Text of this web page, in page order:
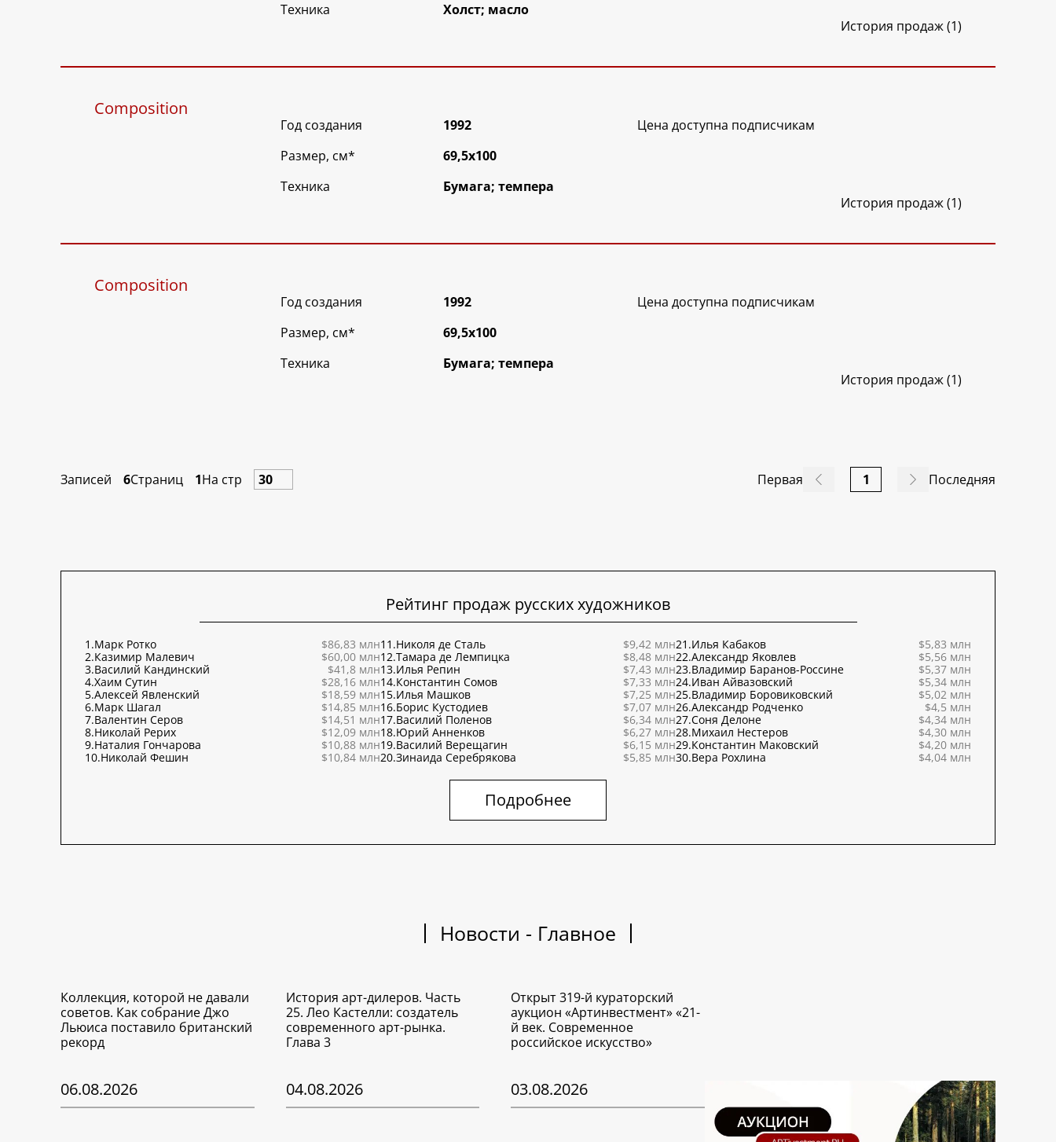
Техника
Холст; масло
История продаж (1)
Composition
Год создания
1992
Размер, см*
69,5х100
Техника
Бумага; темпера
Цена доступна подписчикам
История продаж (1)
Composition
Год создания
1992
Размер, см*
69,5х100
Техника
Бумага; темпера
Цена доступна подписчикам
История продаж (1)
Записей 6Страниц 1На стр Первая 1 Последняя
Рейтинг продаж русских художников
1.Марк Ротко
$86,83 млн
2.Казимир Малевич
$60,00 млн
3.Василий Кандинский
$41,8 млн
4.Хаим Сутин
$28,16 млн
5.Алексей Явленский
$18,59 млн
6.Марк Шагал
$14,85 млн
7.Валентин Серов
$14,51 млн
8.Николай Рерих
$12,09 млн
9.Наталия Гончарова
$10,88 млн
10.Николай Фешин $10,84 млн
11.Николя де Сталь
$9,42 млн
12.Тамара де Лемпицка
$8,48 млн
13.Илья Репин
$7,43 млн
14.Константин Сомов
$7,33 млн
15.Илья Машков
$7,25 млн
16.Борис Кустодиев
$7,07 млн
17.Василий Поленов
$6,34 млн
18.Юрий Анненков
$6,27 млн
19.Василий Верещагин
$6,15 млн
20.Зинаида Серебрякова $5,85 млн
21.Илья Кабаков
$5,83 млн
22.Александр Яковлев
$5,56 млн
23.Владимир Баранов-Россине
$5,37 млн
24.Иван Айвазовский
$5,34 млн
25.Владимир Боровиковский
$5,02 млн
26.Александр Родченко
$4,5 млн
27.Соня Делоне
$4,34 млн
28.Михаил Нестеров
$4,30 млн
29.Константин Маковский
$4,20 млн
30.Вера Рохлина $4,04 млн
Подробнее
Новости - Главное
Коллекция, которой не давали
советов. Как собрание Джо
Льюиса поставило британский
рекорд
06.08.2026
История арт-дилеров. Часть
25. Лео Кастелли: создатель
современного арт-рынка.
Глава 3
04.08.2026
Открыт 319-й кураторский
аукцион «Артинвестмент» «21-
й век. Современное
российское искусство»
03.08.2026